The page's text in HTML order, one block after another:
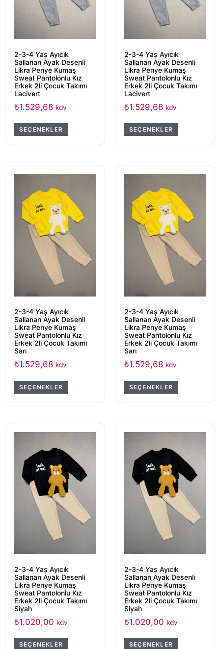
2-3-4 Yaş Ayıcık
Sallanan Ayak Desenli
Likra Penye Kumaş
Sweat Pantolonlu Kız
Erkek 2li Çocuk Takımı
Lacivert
₺1.529,68 kdv
SEÇENEKLER
2-3-4 Yaş Ayıcık
Sallanan Ayak Desenli
Likra Penye Kumaş
Sweat Pantolonlu Kız
Erkek 2li Çocuk Takımı
Lacivert
₺1.529,68 kdv
SEÇENEKLER
2-3-4 Yaş Ayıcık
Sallanan Ayak Desenli
Likra Penye Kumaş
Sweat Pantolonlu Kız
Erkek 2li Çocuk Takımı
Sarı
₺1.529,68 kdv
SEÇENEKLER
2-3-4 Yaş Ayıcık
Sallanan Ayak Desenli
Likra Penye Kumaş
Sweat Pantolonlu Kız
Erkek 2li Çocuk Takımı
Sarı
₺1.529,68 kdv
SEÇENEKLER
2-3-4 Yaş Ayıcık
Sallanan Ayak Desenli
Likra Penye Kumaş
Sweat Pantolonlu Kız
Erkek 2li Çocuk Takımı
Siyah
₺1.020,00 kdv
SEÇENEKLER
2-3-4 Yaş Ayıcık
Sallanan Ayak Desenli
Likra Penye Kumaş
Sweat Pantolonlu Kız
Erkek 2li Çocuk Takımı
Siyah
₺1.020,00 kdv
SEÇENEKLER